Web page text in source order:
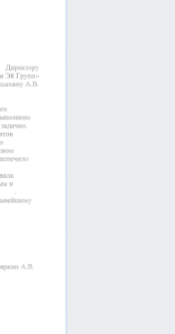
4005